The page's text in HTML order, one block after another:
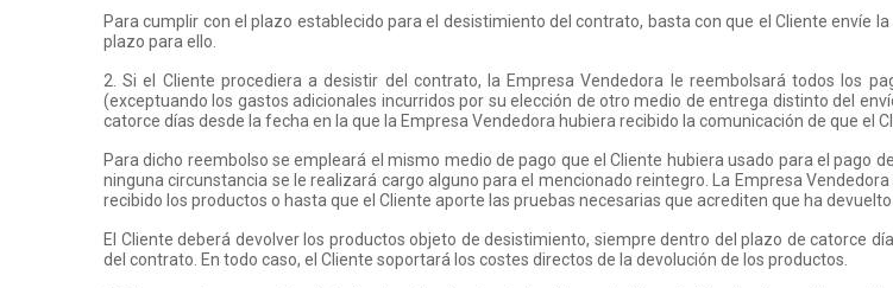
Para cumplir con el plazo establecido para el desistimiento del contrato, basta con que el Cliente envíe
plazo para ello.
2. Si el Cliente procediera a desistir del contrato, la Empresa Vendedora le reembolsará todos los
(exceptuando los gastos adicionales incurridos por su elección de otro medio de entrega distinto del
catorce días desde la fecha en la que la Empresa Vendedora hubiera recibido la comunicación de que el
Para dicho reembolso se empleará el mismo medio de pago que el Cliente hubiera usado para el pago
ninguna circunstancia se le realizará cargo alguno para el mencionado reintegro. La Empresa
recibido los productos o hasta que el Cliente aporte las pruebas necesarias que acrediten que ha
El Cliente deberá devolver los productos objeto de desistimiento, siempre dentro del plazo de catorce
del contrato. En todo caso, el Cliente soportará los costes directos de la devolución de los productos.